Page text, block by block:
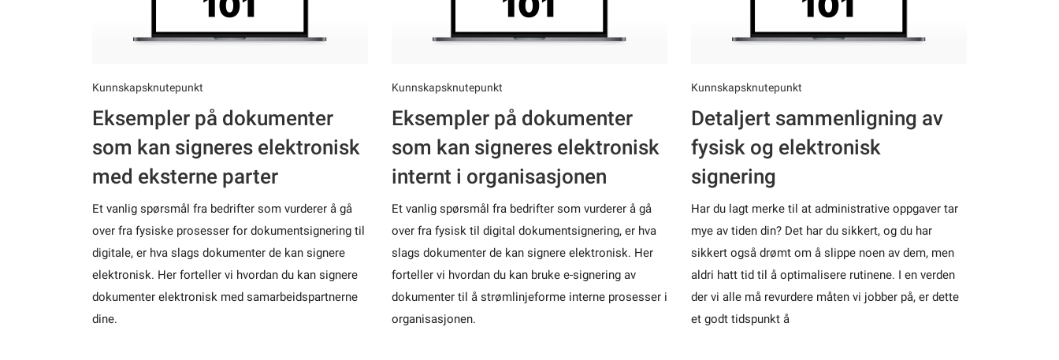
Kunnskapsknutepunkt
Eksempler på dokumenter
som kan signeres elektronisk
med eksterne parter
Et vanlig spørsmål fra bedrifter som vurderer å gå
over fra fysiske prosesser for dokumentsignering til
digitale, er hva slags dokumenter de kan signere
elektronisk. Her forteller vi hvordan du kan signere
dokumenter elektronisk med samarbeidspartnerne
dine.
Kunnskapsknutepunkt
Eksempler på dokumenter
som kan signeres elektronisk
internt i organisasjonen
Et vanlig spørsmål fra bedrifter som vurderer å gå
over fra fysisk til digital dokumentsignering, er hva
slags dokumenter de kan signere elektronisk. Her
forteller vi hvordan du kan bruke e-signering av
dokumenter til å strømlinjeforme interne prosesser i
organisasjonen.
Kunnskapsknutepunkt
Detaljert sammenligning av
fysisk og elektronisk
signering
Har du lagt merke til at administrative oppgaver tar
mye av tiden din? Det har du sikkert, og du har
sikkert også drømt om å slippe noen av dem, men
aldri hatt tid til å optimalisere rutinene. I en verden
der vi alle må revurdere måten vi jobber på, er dette
et godt tidspunkt å